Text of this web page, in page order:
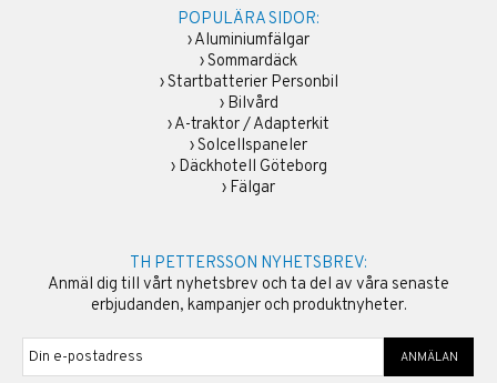
POPULÄRA SIDOR:
›Aluminiumfälgar
›Sommardäck
›Startbatterier Personbil
› Bilvård
›A-traktor / Adapterkit
›Solcellspaneler
› Däckhotell Göteborg
› Fälgar
TH PETTERSSON NYHETSBREV:
Anmäl dig till vårt nyhetsbrev och ta del av våra senaste
erbjudanden, kampanjer och produktnyheter.
ANMÄLAN